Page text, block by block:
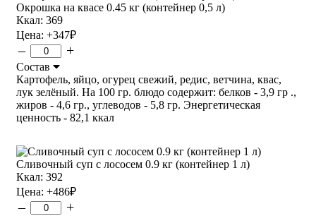
Окрошка на квасе 0.45 кг (контейнер 0,5 л)
Ккал: 369
Цена: +347₽
– +
Состав
Картофель, яйцо, огурец свежий, редис, ветчина, квас,
лук зелёный. На 100 гр. блюдо содержит: белков - 3,9 гр .,
жиров - 4,6 гр., углеводов - 5,8 гр. Энергетическая
ценность - 82,1 ккал
Сливочный суп с лососем 0.9 кг (контейнер 1 л)
Ккал: 392
Цена: +486₽
– +